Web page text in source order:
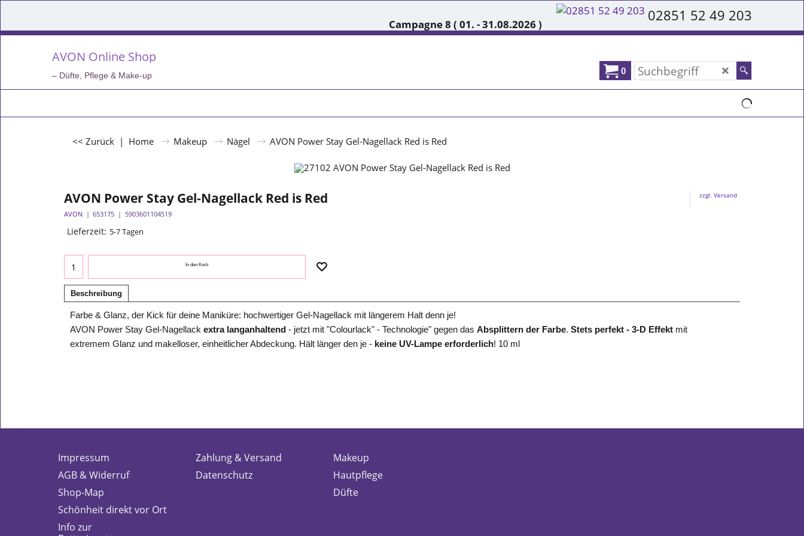
Campagne 8 ( 01. - 31.08.2026 ) 02851 52 49 203
AVON Online Shop
– Düfte, Pflege & Make-up 0
<< Zurück | Home Makeup Nägel AVON Power Stay Gel-Nagellack Red is Red
AVON Power Stay Gel-Nagellack Red is Red
AVON 653175 5903601104519
zzgl. Versand
Lieferzeit: 5-7 Tagen
In den Korb
Beschreibung
Farbe & Glanz, der Kick für deine Maniküre: hochwertiger Gel-Nagellack mit längerem Halt denn je!
AVON Power Stay Gel-Nagellack extra langanhaltend - jetzt mit "Colourlack" - Technologie" gegen das Absplittern der Farbe. Stets perfekt - 3-D Effekt mit
extremem Glanz und makelloser, einheitlicher Abdeckung. Hält länger den je - keine UV-Lampe erforderlich! 10 ml
Impressum
AGB & Widerruf
Shop-Map
Schönheit direkt vor Ort
Info zur
Zahlung & Versand
Datenschutz
Makeup
Hautpflege
Düfte